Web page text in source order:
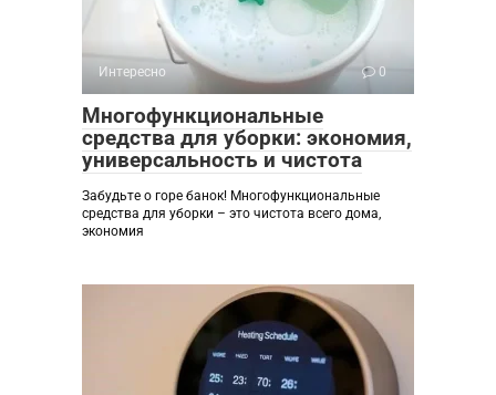
Интересно 0
Многофункциональные
средства для уборки: экономия,
универсальность и чистота
Забудьте о горе банок! Многофункциональные
средства для уборки – это чистота всего дома,
экономия